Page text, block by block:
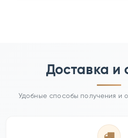
Доставка и
Удобные способы получения и